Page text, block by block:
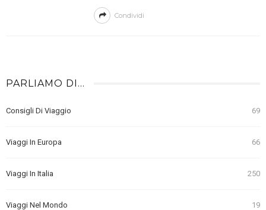
Condividi
PARLIAMO DI…
Consigli Di Viaggio 69
Viaggi In Europa 66
Viaggi In Italia 250
Viaggi Nel Mondo 19